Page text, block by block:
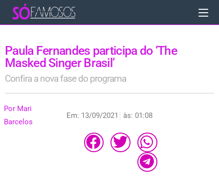
Paula Fernandes participa do ‘The
Masked Singer Brasil’
Confira a nova fase do programa
Por Mari
Barcelos
Em: 13/09/2021 às: 01:08